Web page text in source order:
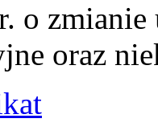
o zmianie
oraz